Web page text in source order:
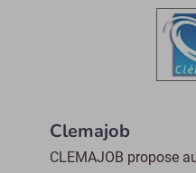
Clemajob
CLEMAJOB propose